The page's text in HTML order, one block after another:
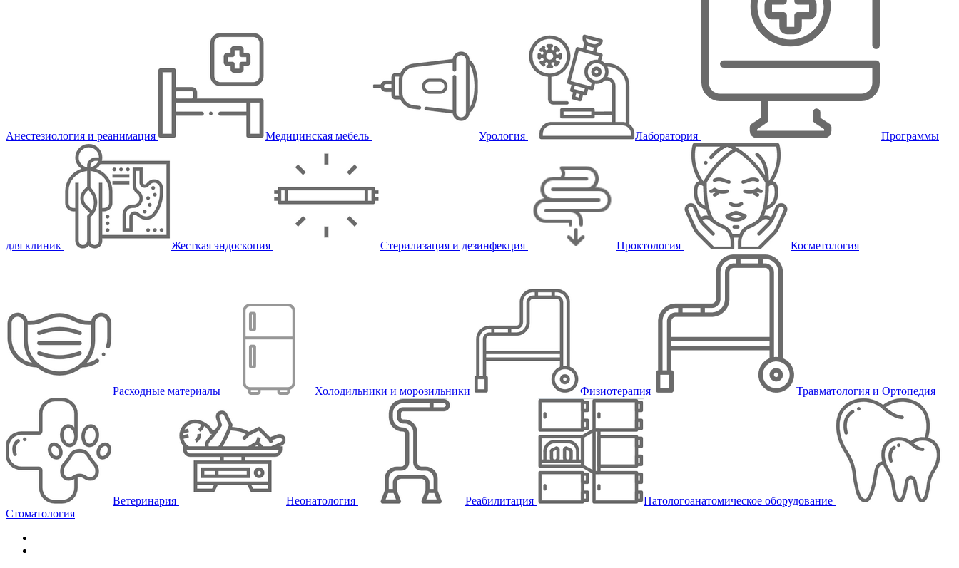
Анестезиология и реанимация Медицинская мебель Урология Лаборатория Программы
для клиник Жесткая эндоскопия Стерилизация и дезинфекция Проктология Косметология
Расходные материалы Холодильники и морозильники Физиотерапия Травматология и Ортопедия
Ветеринария Неонатология Реабилитация
Патологоанатомическое оборудование
Стоматология